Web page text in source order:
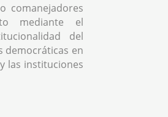
comanejadores
mediante el
del
democráticas en
las instituciones